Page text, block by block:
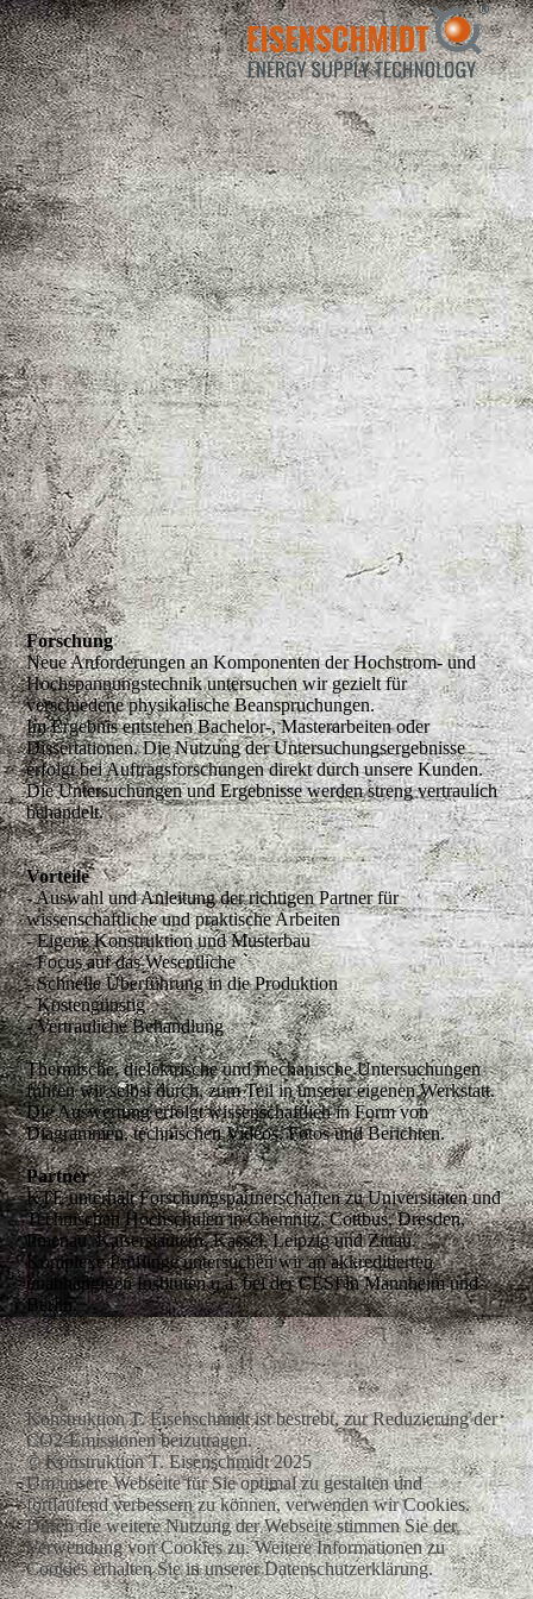
Forschung
Neue Anforderungen an Komponenten der Hochstrom- und
Hochspannungstechnik untersuchen wir gezielt für
verschiedene physikalische Beanspruchungen.
Im Ergebnis entstehen Bachelor-, Masterarbeiten oder
Dissertationen. Die Nutzung der Untersuchungsergebnisse
erfolgt bei Auftragsforschungen direkt durch unsere Kunden.
Die Untersuchungen und Ergebnisse werden streng vertraulich
behandelt.
Vorteile
- Auswahl und Anleitung der richtigen Partner für
wissenschaftliche und praktische Arbeiten
- Eigene Konstruktion und Musterbau
- Focus auf das Wesentliche
- Schnelle Überführung in die Produktion
- Kostengünstig
- Vertrauliche Behandlung
Thermische, dielektrische und mechanische Untersuchungen
führen wir selbst durch, zum Teil in unserer eigenen Werkstatt.
Die Auswertung erfolgt wissenschaftlich in Form von
Diagrammen, technischen Videos, Fotos und Berichten.
Partner
KTE unterhält Forschungspartnerschaften zu Universitäten und
Technischen Hochschulen in Chemnitz, Cottbus, Dresden,
Ilmenau, Kaiserslautern, Kassel, Leipzig und Zittau.
Komplexe Prüflinge untersuchen wir an akkreditierten
unabhängigen Instituten u.a. bei der CESI in Mannheim und
Berlin.
Konstruktion T. Eisenschmidt ist bestrebt, zur Reduzierung der
CO2-Emissionen beizutragen.
© Konstruktion T. Eisenschmidt 2025
Um unsere Webseite für Sie optimal zu gestalten und
fortlaufend verbessern zu können, verwenden wir Cookies.
Durch die weitere Nutzung der Webseite stimmen Sie der
Verwendung von Cookies zu. Weitere Informationen zu
Cookies erhalten Sie in unserer Datenschutzerklärung.